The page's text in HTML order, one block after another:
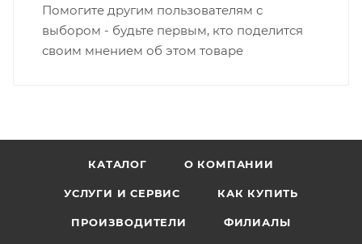
Помогите другим пользователям с
выбором - будьте первым, кто поделится
своим мнением об этом товаре
КАТАЛОГ О КОМПАНИИ
УСЛУГИ И СЕРВИС КАК КУПИТЬ
ПРОИЗВОДИТЕЛИ ФИЛИАЛЫ